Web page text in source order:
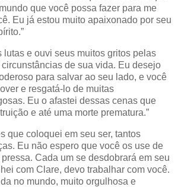
que você possa fazer para me
Eu já estou muito apaixonado por seu
lutas e ouvi seus muitos gritos pelas
de sua vida. Eu desejo
para salvar ao seu lado, e você
e resgatá-lo de muitas
Eu o afastei dessas cenas que
e até uma morte prematura.”
que coloquei em seu ser, tantos
Eu não espero que você os use de
Cada um se desdobrará em seu
com Clare, devo trabalhar com você.
no mundo, muito orgulhosa e